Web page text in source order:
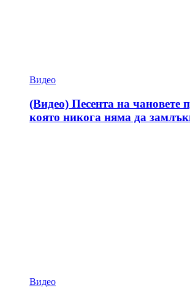
Видео
(Видео) Песента на чановете
която никога няма да
Видео